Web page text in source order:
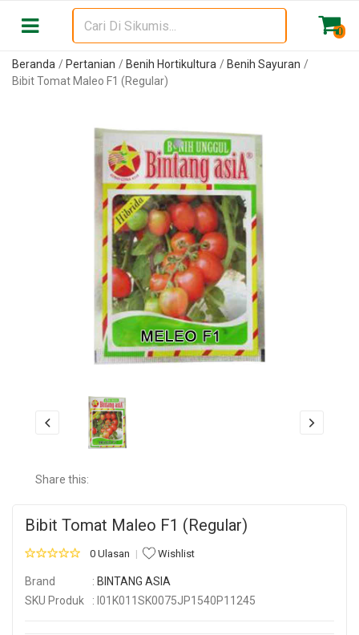
0
Beranda Pertanian Benih Hortikultura
Benih Sayuran
Bibit Tomat Maleo F1 (Regular)
Share this:
Bibit Tomat Maleo F1 (Regular)
0 Ulasan Wishlist
Brand : BINTANG ASIA
SKU Produk
: I01K011SK0075JP1540P11245